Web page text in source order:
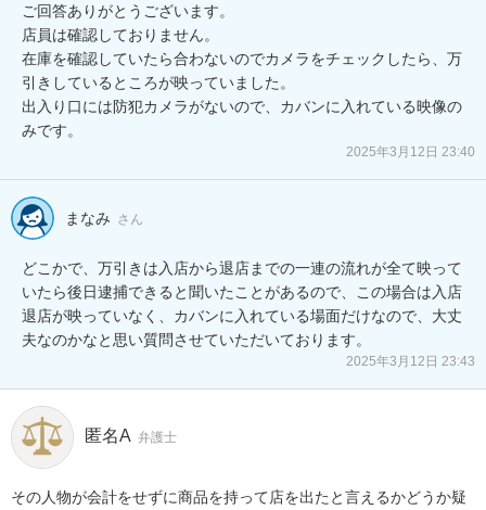
ご回答ありがとうございます。
店員は確認しておりません。
在庫を確認していたら合わないのでカメラをチェックしたら、万
引きしているところが映っていました。
出入り口には防犯カメラがないので、カバンに入れている映像の
みです。
2025年3月12日 23:40
まなみ さん
どこかで、万引きは入店から退店までの一連の流れが全て映って
いたら後日逮捕できると聞いたことがあるので、この場合は入店
退店が映っていなく、カバンに入れている場面だけなので、大丈
夫なのかなと思い質問させていただいております。
2025年3月12日 23:43
匿名A 弁護士
その人物が会計をせずに商品を持って店を出たと言えるかどうか疑